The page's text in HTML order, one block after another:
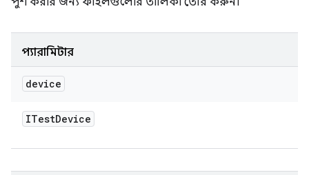
প্যারামিটার
device
ITestDevice